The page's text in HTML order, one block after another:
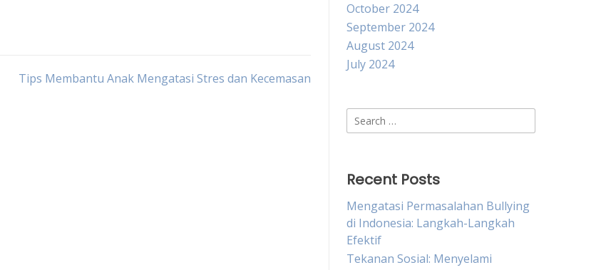
Tips Membantu Anak Mengatasi Stres dan Kecemasan
October 2024
September 2024
August 2024
July 2024
Search
for:
Recent Posts
Mengatasi Permasalahan Bullying
di Indonesia: Langkah-Langkah
Efektif
Tekanan Sosial: Menyelami